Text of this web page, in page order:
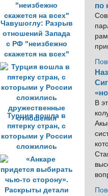
Чавушоглу: Разрыв
отношений Запада
с РФ "неизбежно
скажется на всех"
Турция вошла в
пятерку стран, с
которыми у России
сложились
дружественные
отношения
по
В